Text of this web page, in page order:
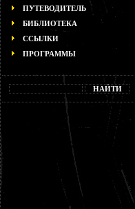
ПУТЕВОДИТЕЛЬ
БИБЛИОТЕКА
ССЫЛКИ
ПРОГРАММЫ